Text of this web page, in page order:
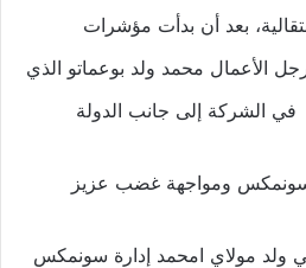
بعد أن بدأت مؤشرات
الأعمال محمد ولد بوعماتو الذي
الشركة إلى جانب الدولة
سونمكس ومواجهة غضب عزيز
ولد مولاي امحمد إدارة سونمكس